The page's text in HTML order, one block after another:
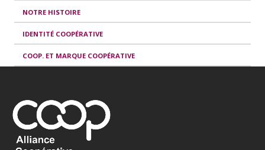
NOTRE HISTOIRE
IDENTITÉ COOPÉRATIVE
COOP. ET MARQUE COOPÉRATIVE